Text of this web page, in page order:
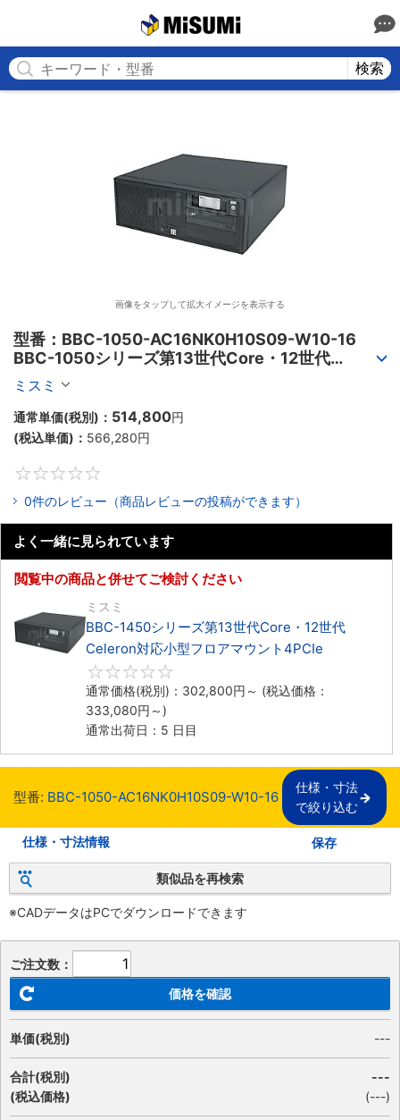
検索
画像をタップして拡大イメージを表示する
型番：BBC-1050-AC16NK0H10S09-W10-16
BBC-1050シリーズ第13世代Core・12世代
Celeron対応小型フロアマウント3PCIe
ミスミ
通常単価(税別)： 514,800円
(税込単価)： 566,280円
0件のレビュー（商品レビューの投稿ができます）
よく一緒に見られています
閲覧中の商品と併せてご検討ください
ミスミ
BBC-1450シリーズ第13世代Core・12世代
Celeron対応小型フロアマウント4PCIe
通常価格(税別)： 302,800円 ～ (税込価格：
333,080円 ～)
通常出荷日：5 日目
型番: BBC-1050-AC16NK0H10S09-W10-16
仕様・寸法
で絞り込む
仕様・寸法情報 保存
類似品を再検索
※CADデータはPCでダウンロードできます
ご注文数：
価格を確認
単価(税別) ---
合計(税別)
(税込価格)
---
(---)